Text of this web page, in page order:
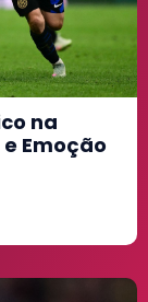
na
Emoção